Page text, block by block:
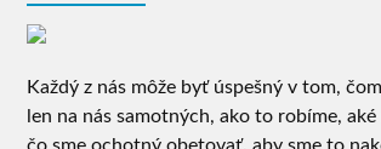
Každý z nás môže byť úspešný v tom,
len na nás samotných, ako to robíme,